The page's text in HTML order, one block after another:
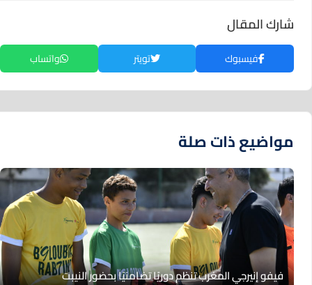
شارك المقال
فيسبوك تويتر واتساب
مواضيع ذات صلة
فيفو إنيرجي المغرب تنظم دوريًا تضامنيًا بحضور النيبت